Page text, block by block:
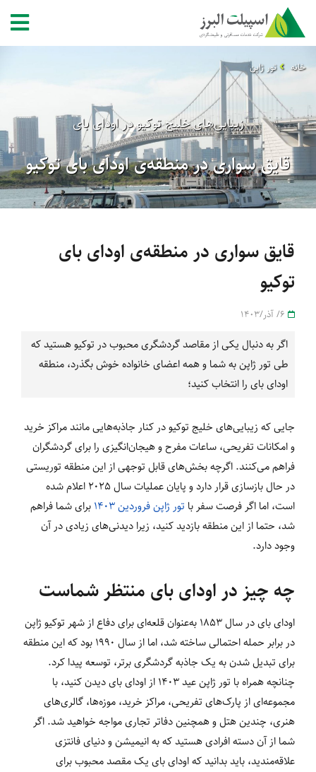
خانه تور ژاپن
زیبایی‌های خلیج توکیو در اودای بای
قایق سواری در منطقه‌ی اودای بای توکیو
قایق سواری در منطقه‌ی اودای بای
توکیو
اگر به دنبال یکی از مقاصد گردشگری محبوب در توکیو هستید که
طی تور ژاپن به شما و همه اعضای خانواده خوش بگذرد، منطقه
اودای بای را انتخاب کنید؛
جایی که زیبایی‌های خلیج توکیو در کنار جاذبه‌هایی مانند مراکز خرید
و امکانات تفریحی، ساعات مفرح و هیجان‌انگیزی را برای گردشگران
فراهم می‌کنند. اگرچه بخش‌های قابل توجهی از این منطقه توریستی
در حال بازسازی قرار دارد و پایان عملیات سال 2025 اعلام شده
است، اما اگر فرصت سفر با تور ژاپن فروردین 1403
برای شما فراهم
شد، حتما از این منطقه بازدید کنید، زیرا دیدنی‌های زیادی در آن
وجود دارد.
چه چیز در اودای بای منتظر شماست
اودای بای در سال 1853 به‌عنوان قلعه‌ای برای دفاع از شهر توکیو ژاپن
در برابر حمله احتمالی ساخته شد، اما از سال 1990 بود که این منطقه
برای تبدیل شدن به یک جاذبه گردشگری برتر، توسعه پیدا کرد.
چنانچه همراه با تور ژاپن عید 1403 از اودای بای دیدن کنید، با
مجموعه‌ای از پارک‌های تفریحی، مراکز خرید، موزه‌ها، گالری‌های
هنری، چندین هتل و همچنین دفاتر تجاری مواجه خواهید شد. اگر
شما از آن دسته افرادی هستید که به انیمیشن و دنیای فانتزی
علاقه‌مندید، باید بدانید که اودای بای یک مقصد محبوب برای